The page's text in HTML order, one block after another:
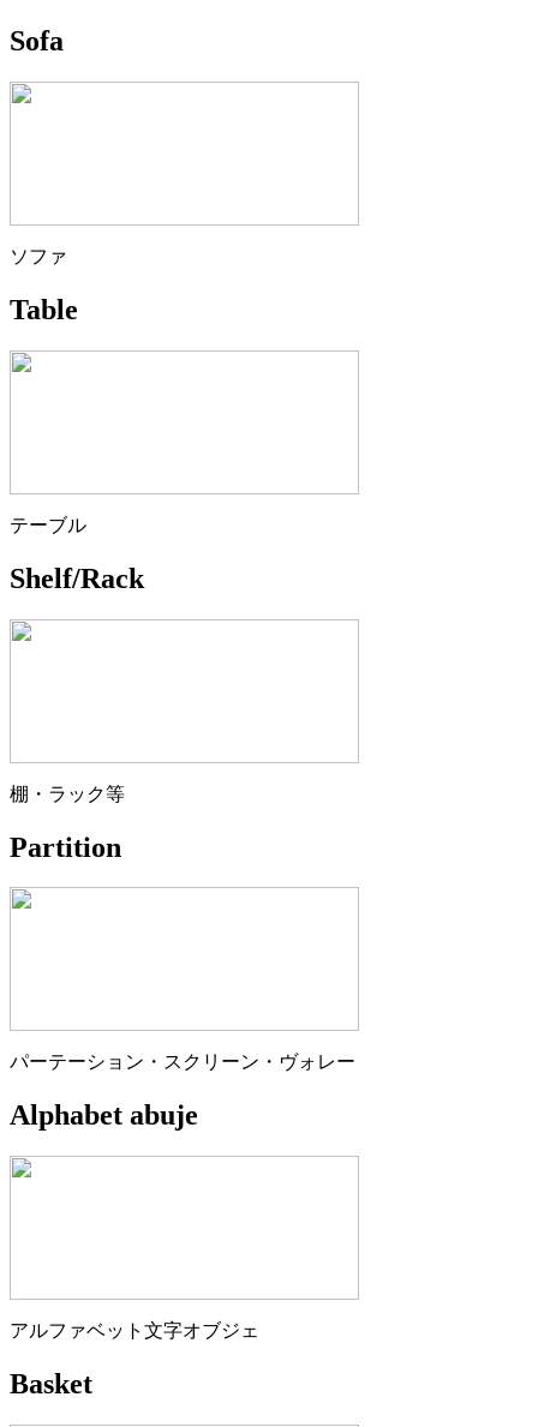
Sofa
ソファ
Table
テーブル
Shelf/Rack
棚・ラック等
Partition
パーテーション・スクリーン・ヴォレー
Alphabet abuje
アルファベット文字オブジェ
Basket